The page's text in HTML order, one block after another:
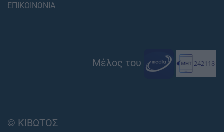
ΕΠΙΚΟΙΝΩΝΙΑ
Μέλος του
© ΚΙΒΩΤΟΣ